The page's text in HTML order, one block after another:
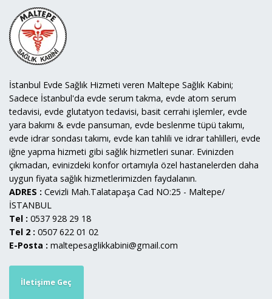
İstanbul Evde Sağlık Hizmeti veren Maltepe Sağlık Kabini;
Sadece İstanbul'da evde serum takma, evde atom serum
tedavisi, evde glutatyon tedavisi, basit cerrahi işlemler, evde
yara bakımı & evde pansuman, evde beslenme tüpü takımı,
evde idrar sondası takımı, evde kan tahlili ve idrar tahlilleri, evde
iğne yapma hizmeti gibi sağlık hizmetleri sunar. Evinizden
çıkmadan, evinizdeki konfor ortamıyla özel hastanelerden daha
uygun fiyata sağlık hizmetlerimizden faydalanın.
ADRES : Cevizli Mah.Talatapaşa Cad NO:25 - Maltepe/
İSTANBUL
Tel : 0537 928 29 18
Tel 2 : 0507 622 01 02
E-Posta : maltepesaglikkabini@gmail.com
İletişime Geç